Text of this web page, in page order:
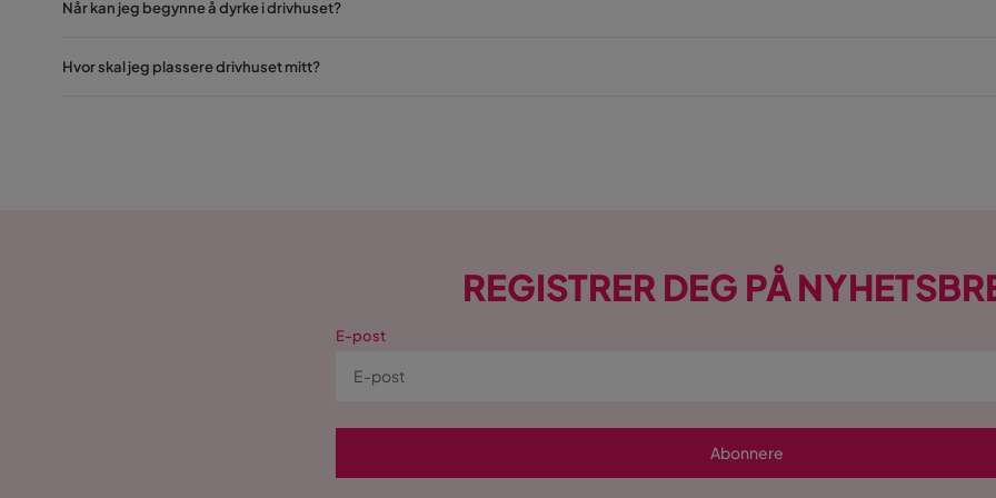
Når kan jeg begynne å dyrke i drivhuset?
Hvor skal jeg plassere drivhuset mitt?
REGISTRER DEG PÅ
E-post
Abonnere